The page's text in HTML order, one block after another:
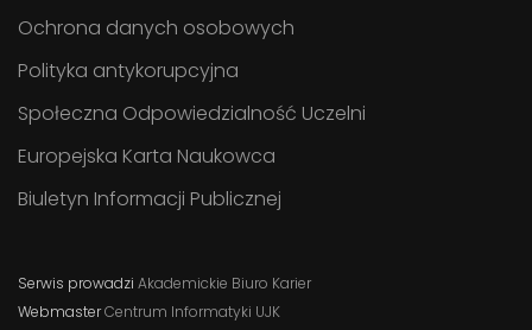
Ochrona danych osobowych
Polityka antykorupcyjna
Społeczna Odpowiedzialność Uczelni
Europejska Karta Naukowca
Biuletyn Informacji Publicznej
Serwis prowadzi Akademickie Biuro Karier
WebmasterCentrum Informatyki UJK